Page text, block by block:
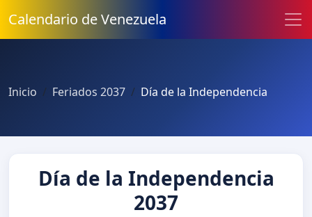
Calendario de Venezuela
Inicio Feriados 2037 Día de la Independencia
Día de la Independencia
2037